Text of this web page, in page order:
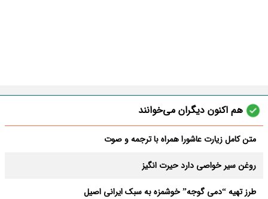
هم اکنون دیگران می‌خوانند
متن کامل زیارت عاشورا همراه با ترجمه و صوت
روغن سیر خواصی دارد حیرت انگیز
طرز تهیه “دمی گوجه” خوشمزه به سبک ایرانی اصیل